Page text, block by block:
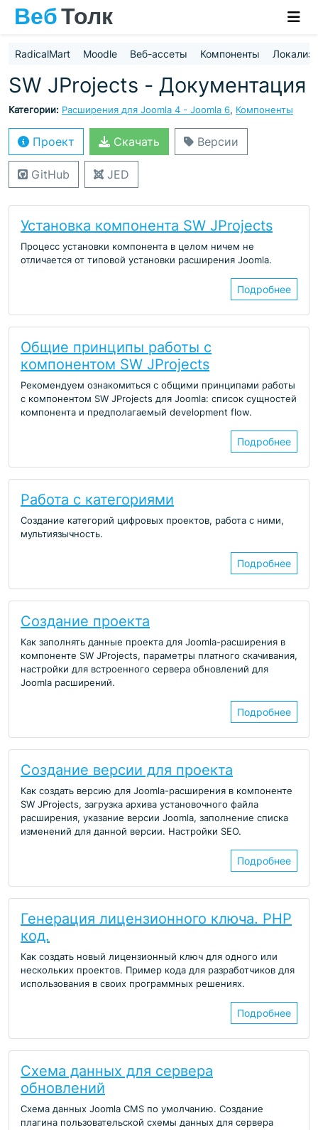
RadicalMart Moodle Веб-ассеты Компоненты
SW JProjects - Документация
Категории: Расширения для Joomla 4 - Joomla 6, Компоненты
Проект Скачать Версии
GitHub JED
Установка компонента SW JProjects
Процесс установки компонента в целом ничем не
отличается от типовой установки расширения Joomla.
Подробнее
Общие принципы работы с
компонентом SW JProjects
Рекомендуем ознакомиться с общими принципами работы
с компонентом SW JProjects для Joomla: список сущностей
компонента и предполагаемый development flow.
Подробнее
Работа с категориями
Создание категорий цифровых проектов, работа с ними,
мультиязычность.
Подробнее
Создание проекта
Как заполнять данные проекта для Joomla-расширения в
компоненте SW JProjects, параметры платного скачивания,
настройки для встроенного сервера обновлений для
Joomla расширений.
Подробнее
Создание версии для проекта
Как создать версию для Joomla-расширения в компоненте
SW JProjects, загрузка архива установочного файла
расширения, указание версии Joomla, заполнение списка
изменений для данной версии. Настройки SEO.
Подробнее
Генерация лицензионного ключа. PHP
код.
Как создать новый лицензионный ключ для одного или
нескольких проектов. Пример кода для разработчиков для
использования в своих программных решениях.
Подробнее
Схема данных для сервера
обновлений
Схема данных Joomla CMS по умолчанию. Создание
плагина пользовательской схемы данных для сервера